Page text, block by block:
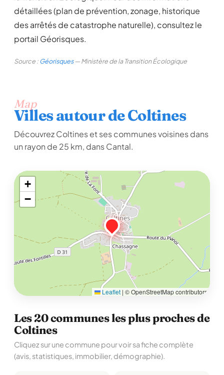
détaillées (plan de prévention, zonage, historique
des arrêtés de catastrophe naturelle), consultez le
portail Géorisques.
Source :Géorisques— Ministère de la Transition Écologique
Map
Villes autour de Coltines
Découvrez Coltines et ses communes voisines dans
un rayon de 25 km, dans Cantal.
+
−
Leaflet | © OpenStreetMap contributors
Les 20 communes les plus proches de
Coltines
Cliquez sur une commune pour voir sa fiche complète
(avis, statistiques, immobilier, démographie).